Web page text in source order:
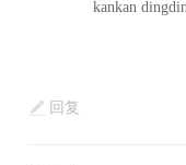
kankan
回复